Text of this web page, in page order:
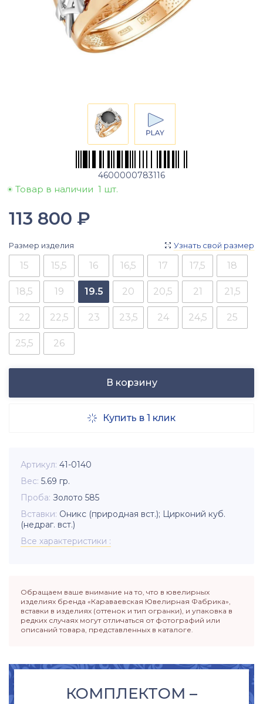
4600000783116
Товар в наличии 1 шт.
113 800 ₽
Размер изделия  Узнать свой размер
15 15,5 16 16,5 17 17,5 18
18,5 19 19.5 20 20,5 21 21,5
22 22,5 23 23,5 24 24,5 25
25,5 26
В корзину
 Купить в 1 клик
Артикул 41-0140
Вес 5.69 гр.
Проба Золото 585
Вставки Оникс (природная вст.); Цирконий куб.
(недраг. вст.)
Все характеристики
Обращаем ваше внимание на то, что в ювелирных
изделиях бренда «Караваевская Ювелирная Фабрика»,
вставки в изделиях (оттенок и тип огранки), и упаковка в
редких случаях могут отличаться от фотографий или
описаний товара, представленных в каталоге.
КОМПЛЕКТОМ –